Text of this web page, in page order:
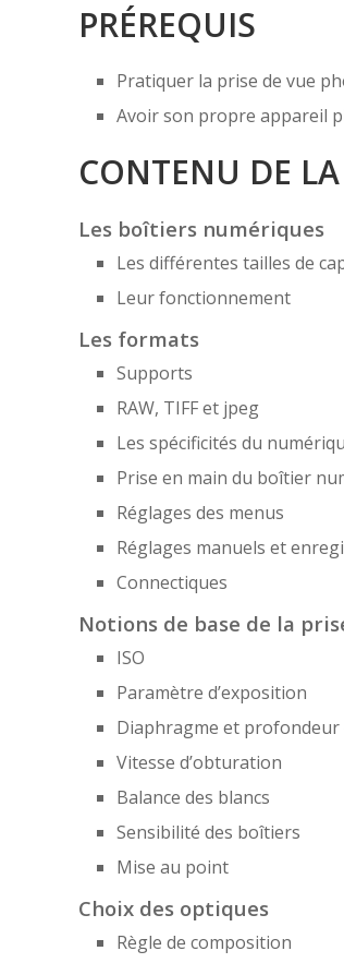
PRÉREQUIS
Pratiquer la prise de vue
Avoir son propre appareil
CONTENU DE
Les boîtiers numériques
Les différentes tailles de
Leur fonctionnement
Les formats
Supports
RAW, TIFF et jpeg
Les spécificités du
Prise en main du boîtier
Réglages des menus
Réglages manuels et
Connectiques
Notions de base de la
ISO
Paramètre d’exposition
Diaphragme et profondeur
Vitesse d’obturation
Balance des blancs
Sensibilité des boîtiers
Mise au point
Choix des optiques
Règle de composition